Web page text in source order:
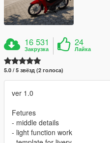
16 531
Закрузка
24
Лайка
5.0 / 5 звёзд (2 голоса)
ver 1.0
Fetures
- middle details
- light function work